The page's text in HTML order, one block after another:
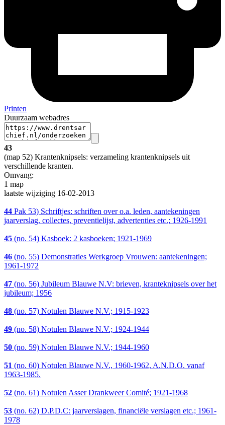
Printen
Duurzaam webadres
43
(map 52) Krantenknipsels: verzameling krantenknipsels uit
verschillende kranten.
Omvang:
1 map
laatste wijziging 16-02-2013
44 Pak 53) Schriftjes: schriften over o.a. leden, aantekeningen
jaarverslag, collectes, preventielijst, advertenties etc.; 1926-1991
45 (no. 54) Kasboek: 2 kasboeken; 1921-1969
46 (no. 55) Demonstraties Werkgroep Vrouwen: aantekeningen;
1961-1972
47 (no. 56) Jubileum Blauwe N.V: brieven, kranteknipsels over het
jubileum; 1956
48 (no. 57) Notulen Blauwe N.V.; 1915-1923
49 (no. 58) Notulen Blauwe N.V.; 1924-1944
50 (no. 59) Notulen Blauwe N.V.; 1944-1960
51 (no. 60) Notulen Blauwe N.V., 1960-1962, A.N.D.O. vanaf
1963-1985.
52 (no. 61) Notulen Asser Drankweer Comité; 1921-1968
53 (no. 62) D.P.D.C: jaarverslagen, financiële verslagen etc.; 1961-
1978